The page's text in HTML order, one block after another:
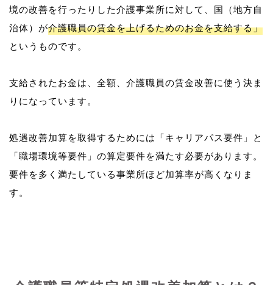
境の改善を行ったりした介護事業所に対して、国（地方自
治体）が介護職員の賃金を上げるためのお金を支給する」
というものです。
支給されたお金は、全額、介護職員の賃金改善に使う決ま
りになっています。
処遇改善加算を取得するためには「キャリアパス要件」と
「職場環境等要件」の算定要件を満たす必要があります。
要件を多く満たしている事業所ほど加算率が高くなりま
す。